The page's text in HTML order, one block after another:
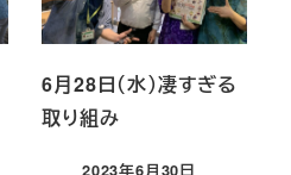
6月28日（水）凄すぎる
取り組み
2023年6月30日